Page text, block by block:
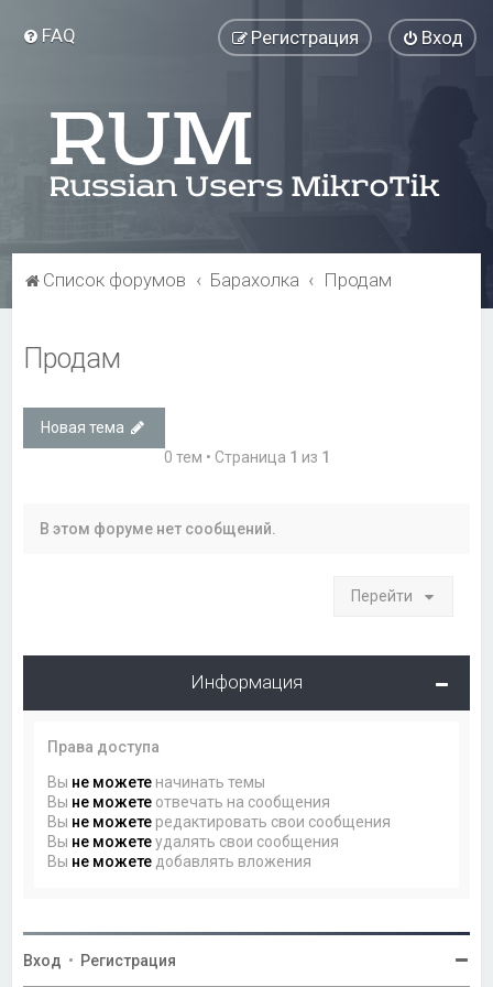
FAQ Вход
Регистрация
Список форумов Барахолка Продам
Продам
Новая тема
0 тем • Страница 1 из 1
В этом форуме нет сообщений.
Перейти
Информация
Права доступа
Вы не можете начинать темы
Вы не можете отвечать на сообщения
Вы не можете редактировать свои сообщения
Вы не можетеудалять свои сообщения
Вы не можете добавлять вложения
Вход • Регистрация